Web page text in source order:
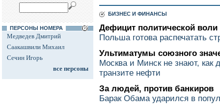
ПЕРСОНЫ НОМЕРА
Медведев Дмитрий
Саакашвили Михаил
Сечин Игорь
все персоны
БИЗНЕС И ФИНАНСЫ
Дефицит политической воли
Польша готова распечатать
Ультиматумы союзного
Москва и Минск не знают, как
транзите нефти
За людей, против банкиров
Барак Обама ударился в